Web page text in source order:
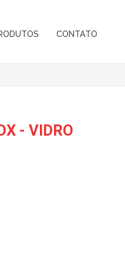
CONTATO
- VIDRO